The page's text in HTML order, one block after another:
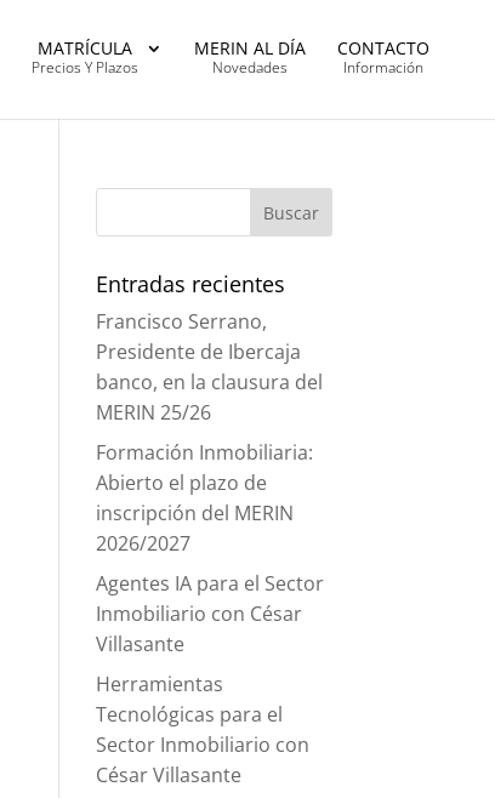
MATRÍCULA
Precios Y Plazos
MERIN AL DÍA
Novedades
CONTACTO
Información
Entradas recientes
Francisco Serrano,
Presidente de Ibercaja
banco, en la clausura del
MERIN 25/26
Formación Inmobiliaria:
Abierto el plazo de
inscripción del MERIN
2026/2027
Agentes IA para el Sector
Inmobiliario con César
Villasante
Herramientas
Tecnológicas para el
Sector Inmobiliario con
César Villasante